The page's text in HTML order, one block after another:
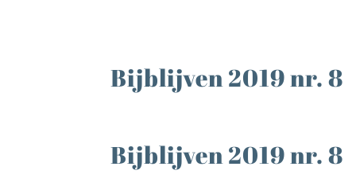
Bijblijven 2019 nr. 8
Bijblijven 2019 nr. 8